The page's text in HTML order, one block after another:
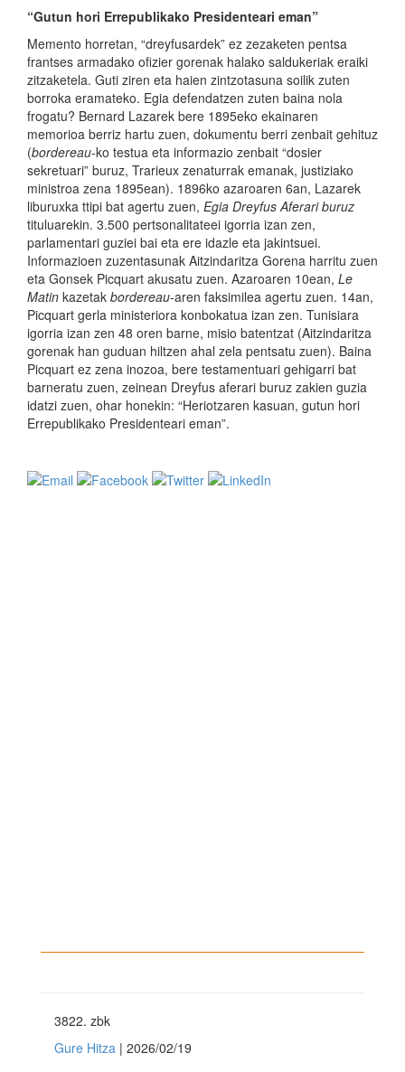
“Gutun hori Errepublikako Presidenteari eman”
Memento horretan, “dreyfusardek” ez zezaketen pentsa
frantses armadako ofizier gorenak halako saldukeriak eraiki
zitzaketela. Guti ziren eta haien zintzotasuna soilik zuten
borroka eramateko. Egia defendatzen zuten baina nola
frogatu? Bernard Lazarek bere 1895eko ekainaren
memorioa berriz hartu zuen, dokumentu berri zenbait gehituz
(bordereau-ko testua eta informazio zenbait “dosier
sekretuari” buruz, Trarieux zenaturrak emanak, justiziako
ministroa zena 1895ean). 1896ko azaroaren 6an, Lazarek
liburuxka ttipi bat agertu zuen, Egia Dreyfus Aferari buruz
tituluarekin. 3.500 pertsonalitateei igorria izan zen,
parlamentari guziei bai eta ere idazle eta jakintsuei.
Informazioen zuzentasunak Aitzindaritza Gorena harritu zuen
eta Gonsek Picquart akusatu zuen. Azaroaren 10ean, Le
Matin kazetak bordereau-aren faksimilea agertu zuen. 14an,
Picquart gerla ministeriora konbokatua izan zen. Tunisiara
igorria izan zen 48 oren barne, misio batentzat (Aitzindaritza
gorenak han guduan hiltzen ahal zela pentsatu zuen). Baina
Picquart ez zena inozoa, bere testamentuari gehigarri bat
barneratu zuen, zeinean Dreyfus aferari buruz zakien guzia
idatzi zuen, ohar honekin: “Heriotzaren kasuan, gutun hori
Errepublikako Presidenteari eman”.
3822. zbk
Gure Hitza | 2026/02/19